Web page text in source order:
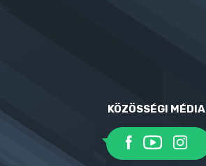
KÖZÖSSÉGI MÉDIA